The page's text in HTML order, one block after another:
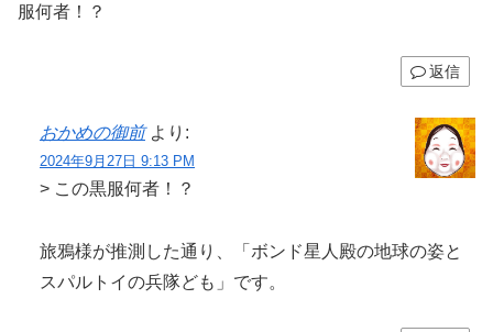
服何者！？
返信
おかめの御前 より:
2024年9月27日 9:13 PM
> この黒服何者！？
旅鴉様が推測した通り、「ボンド星人殿の地球の姿と
スパルトイの兵隊ども」です。